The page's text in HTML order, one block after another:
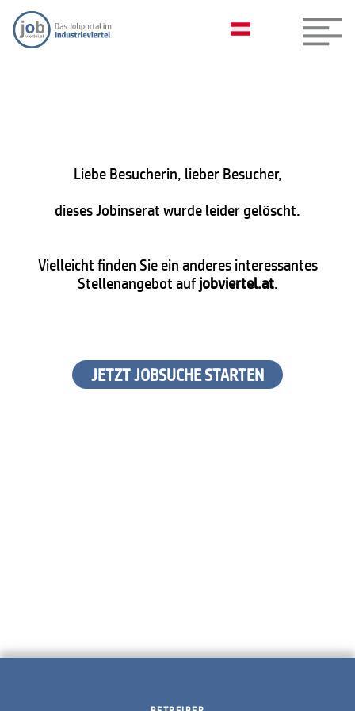
Liebe Besucherin, lieber Besucher,
dieses Jobinserat wurde leider gelöscht.
Vielleicht finden Sie ein anderes interessantes
Stellenangebot aufjobviertel.at.
JETZT JOBSUCHE STARTEN